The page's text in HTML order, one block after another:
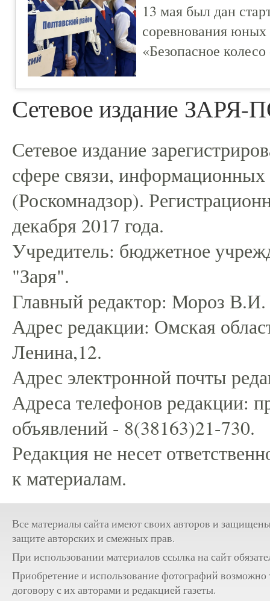
13 мая был дан
соревнования
«Безопасное
Сетевое издание
Сетевое издание
сфере связи,
(Роскомнадзор).
декабря 2017 года.
Учредитель: бюджетное
"Заря".
Главный редактор: Мороз В.И.
Адрес редакции: Омская
Ленина,12.
Адрес электронной почты
Адреса телефонов редакции:
объявлений - 8(38163)21-730.
Редакция не несет
к материалам.
Все материалы сайта имеют своих авторов и
защите авторских и смежных прав.
При использовании материалов ссылка на сайт
Приобретение и использование фотографий возможно
договору с их авторами и редакцией газеты.